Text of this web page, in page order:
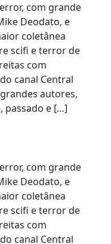
com grande
Deodato, e
coletânea
scifi e terror de
com
canal Central
autores,
passado e […]
com grande
Deodato, e
coletânea
scifi e terror de
com
canal Central